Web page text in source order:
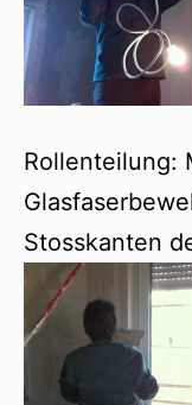
Rollenteilung:
Stosskanten